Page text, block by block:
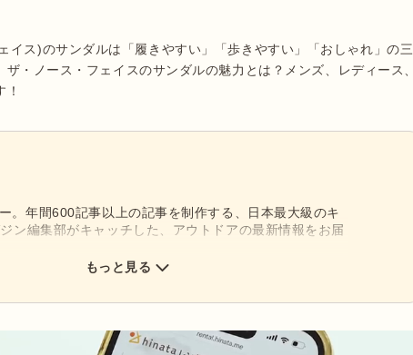
イス)のサンダルは「履きやすい」「歩きやすい」「おしゃれ」の三
・ノース・フェイスのサンダルの魅力とは？メンズ、レディース、
。年間600記事以上の記事を制作する、日本最大級のキ
ン編集部がキャッチした、アウトドアの最新情報をお届
もっと見る